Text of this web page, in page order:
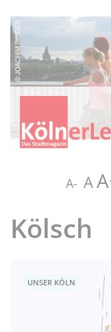
A- A
Kölsch
UNSER KÖLN